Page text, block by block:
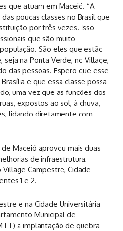
que atuam em Maceió. “A
poucas classes no Brasil que
por três vezes. Isso
que são muito
São eles que estão
seja na Ponta Verde, no Village,
das pessoas. Espero que esse
e que essa classe possa
uma vez que as funções dos
expostos ao sol, à chuva,
lidando diretamente com
Maceió aprovou mais duas
de infraestrutura,
Campestre, Cidade
1 e 2.
e na Cidade Universitária
Municipal de
a implantação de quebra-